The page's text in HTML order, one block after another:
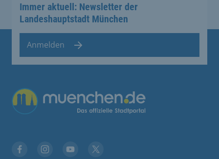
Immer aktuell: Newsletter der
Landeshauptstadt München
Anmelden
Übergreifende Links